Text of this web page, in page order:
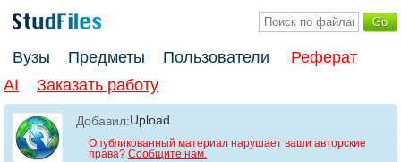
Вузы Предметы Пользователи
Реферат
AI
Заказать работу
Добавил:Upload
Опубликованный материал нарушает ваши авторские
права? Сообщите нам.